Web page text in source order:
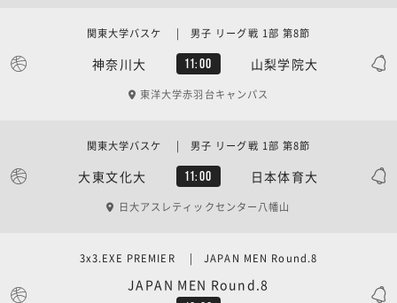
神奈川大 11:00 山梨学院大
関東大学バスケ | 男子 リーグ戦 1部 第8節
東洋大学赤羽台キャンパス
大東文化大 11:00 日本体育大
関東大学バスケ | 男子 リーグ戦 1部 第8節
日大アスレティックセンター八幡山
JAPAN MEN Round.8
3x3.EXE PREMIER | JAPAN MEN Round.8